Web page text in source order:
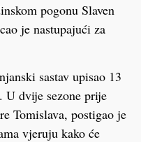
pogonu Slaven
je nastupajući za
sastav upisao 13
U dvije sezone prije
Tomislava, postigao je
vjeruju kako će